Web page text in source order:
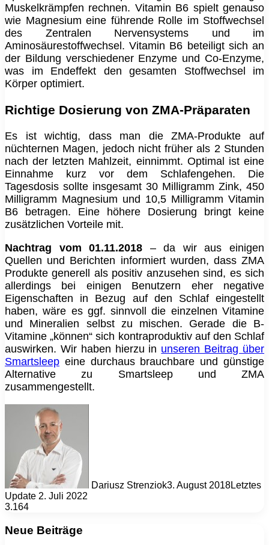
Muskelkrämpfen rechnen. Vitamin B6 spielt genauso
wie Magnesium eine führende Rolle im Stoffwechsel
des Zentralen Nervensystems und im
Aminosäurestoffwechsel. Vitamin B6 beteiligt sich an
der Bildung verschiedener Enzyme und Co-Enzyme,
was im Endeffekt den gesamten Stoffwechsel im
Körper optimiert.
Richtige Dosierung von ZMA-Präparaten
Es ist wichtig, dass man die ZMA-Produkte auf
nüchternen Magen, jedoch nicht früher als 2 Stunden
nach der letzten Mahlzeit, einnimmt. Optimal ist eine
Einnahme kurz vor dem Schlafengehen. Die
Tagesdosis sollte insgesamt 30 Milligramm Zink, 450
Milligramm Magnesium und 10,5 Milligramm Vitamin
B6 betragen. Eine höhere Dosierung bringt keine
zusätzlichen Vorteile mit.
Nachtrag vom 01.11.2018 – da wir aus einigen
Quellen und Berichten informiert wurden, dass ZMA
Produkte generell als positiv anzusehen sind, es sich
allerdings bei einigen Benutzern eher negative
Eigenschaften in Bezug auf den Schlaf eingestellt
haben, wäre es ggf. sinnvoll die einzelnen Vitamine
und Mineralien selbst zu mischen. Gerade die B-
Vitamine „können“ sich kontraproduktiv auf den Schlaf
auswirken. Wir haben hierzu in unseren Beitrag über
Smartsleep eine durchaus brauchbare und günstige
Alternative zu Smartsleep und ZMA
zusammengestellt.
Dariusz Strenziok3. August 2018Letztes
Update 2. Juli 2022
3.164
Neue Beiträge